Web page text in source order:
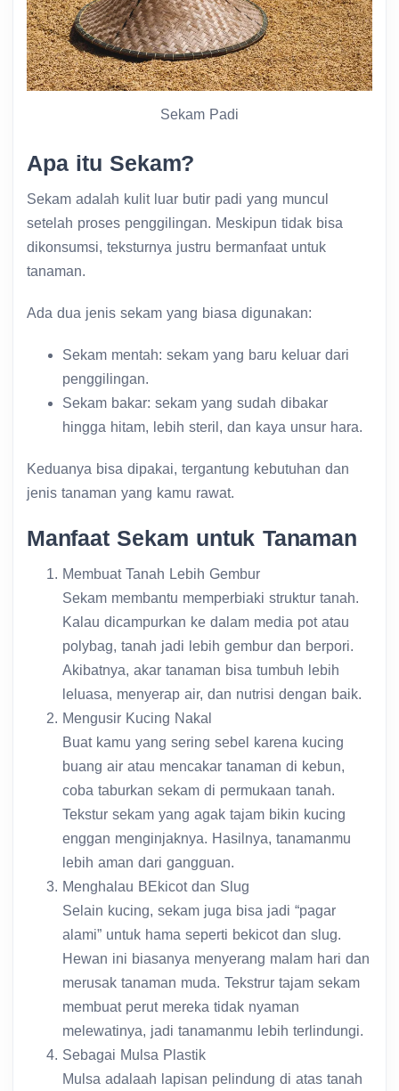
Sekam Padi
Apa itu Sekam?
Sekam adalah kulit luar butir padi yang muncul
setelah proses penggilingan. Meskipun tidak bisa
dikonsumsi, teksturnya justru bermanfaat untuk
tanaman.
Ada dua jenis sekam yang biasa digunakan:
Sekam mentah: sekam yang baru keluar dari
penggilingan.
Sekam bakar: sekam yang sudah dibakar
hingga hitam, lebih steril, dan kaya unsur hara.
Keduanya bisa dipakai, tergantung kebutuhan dan
jenis tanaman yang kamu rawat.
Manfaat Sekam untuk Tanaman
Membuat Tanah Lebih Gembur
Sekam membantu memperbiaki struktur tanah.
Kalau dicampurkan ke dalam media pot atau
polybag, tanah jadi lebih gembur dan berpori.
Akibatnya, akar tanaman bisa tumbuh lebih
leluasa, menyerap air, dan nutrisi dengan baik.
Mengusir Kucing Nakal
Buat kamu yang sering sebel karena kucing
buang air atau mencakar tanaman di kebun,
coba taburkan sekam di permukaan tanah.
Tekstur sekam yang agak tajam bikin kucing
enggan menginjaknya. Hasilnya, tanamanmu
lebih aman dari gangguan.
Menghalau BEkicot dan Slug
Selain kucing, sekam juga bisa jadi “pagar
alami” untuk hama seperti bekicot dan slug.
Hewan ini biasanya menyerang malam hari dan
merusak tanaman muda. Tekstrur tajam sekam
membuat perut mereka tidak nyaman
melewatinya, jadi tanamanmu lebih terlindungi.
Sebagai Mulsa Plastik
Mulsa adalaah lapisan pelindung di atas tanah